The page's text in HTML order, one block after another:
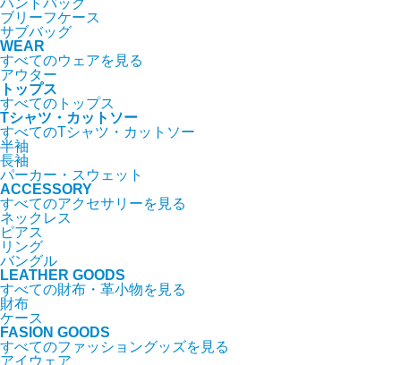
ブリーフケース
サブバッグ
WEAR
すべてのウェアを見る
アウター
トップス
すべてのトップス
Tシャツ・カットソー
すべてのTシャツ・カットソー
半袖
長袖
パーカー・スウェット
ACCESSORY
すべてのアクセサリーを見る
ネックレス
ピアス
リング
バングル
LEATHER GOODS
すべての財布・革小物を見る
財布
ケース
FASION GOODS
すべてのファッショングッズを見る
アイウェア